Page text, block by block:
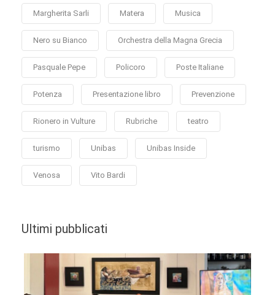
Margherita Sarli Matera Musica
Nero su Bianco Orchestra della Magna Grecia
Pasquale Pepe Policoro Poste Italiane
Potenza Presentazione libro Prevenzione
Rionero in Vulture Rubriche teatro
turismo Unibas Unibas Inside
Venosa Vito Bardi
Ultimi pubblicati